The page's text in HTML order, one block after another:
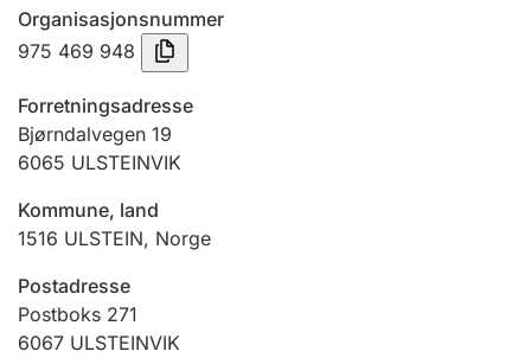
Tinglysing
Jeger
Betaling og jegeravgiftskort
Ektepaktrettleiaren
Andre tema
Organisasjonsnummer
975 469 948
Forretningsadresse
Bjørndalvegen 19
6065 ULSTEINVIK
Kommune, land
1516 ULSTEIN, Norge
Postadresse
Postboks 271
6067 ULSTEINVIK